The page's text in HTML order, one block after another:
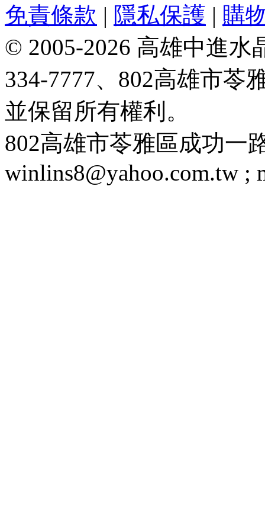
免責條款 | 隱私保護 | 購
© 2005-2026 高雄中進水
334-7777、802高雄市苓
並保留所有權利。
802高雄市苓雅區成功一
winlins8@yahoo.com.tw ;